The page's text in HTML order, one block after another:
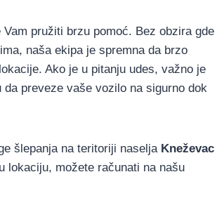
pružiti brzu pomoć. Bez obzira gde
naša ekipa je spremna da brzo
Ako je u pitanju udes, važno je
preveze vaše vozilo na sigurno dok
šlepanja na teritoriji naselja Kneževac
lokaciju, možete računati na našu